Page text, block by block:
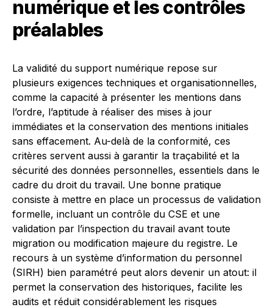
numérique et les contrôles
préalables
La validité du support numérique repose sur
plusieurs exigences techniques et organisationnelles,
comme la capacité à présenter les mentions dans
l’ordre, l’aptitude à réaliser des mises à jour
immédiates et la conservation des mentions initiales
sans effacement. Au-delà de la conformité, ces
critères servent aussi à garantir la traçabilité et la
sécurité des données personnelles, essentiels dans le
cadre du droit du travail. Une bonne pratique
consiste à mettre en place un processus de validation
formelle, incluant un contrôle du CSE et une
validation par l’inspection du travail avant toute
migration ou modification majeure du registre. Le
recours à un système d’information du personnel
(SIRH) bien paramétré peut alors devenir un atout: il
permet la conservation des historiques, facilite les
audits et réduit considérablement les risques